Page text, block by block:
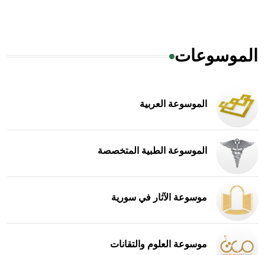
الموسوعات
الموسوعة العربية
الموسوعة الطبية المتخصصة
موسوعة الآثار في سورية
موسوعة العلوم والتقانات